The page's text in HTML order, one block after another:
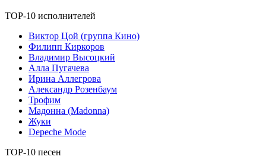
TOP-10 исполнителей
Виктор Цой (группа Кино)
Филипп Киркоров
Владимир Высоцкий
Алла Пугачева
Ирина Аллегрова
Александр Розенбаум
Трофим
Мадонна (Madonna)
Жуки
Depeche Mode
TOP-10 песен